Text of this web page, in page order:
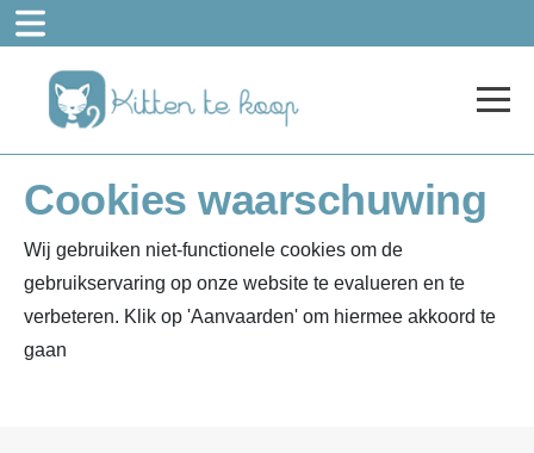
Cookies waarschuwing
Wij gebruiken niet-functionele cookies om de
gebruikservaring op onze website te evalueren en te
verbeteren. Klik op 'Aanvaarden' om hiermee akkoord te
gaan